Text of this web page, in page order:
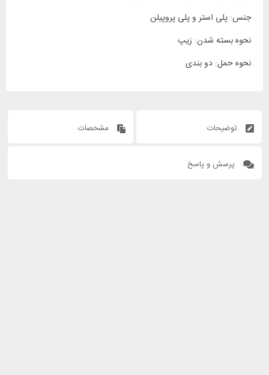
جنس: پلی استر و پلی پروپیلن
نحوه بسته شدن: زیپ
نحوه حمل: دو بندی
توضیحات مشخصات
پرسش و پاسخ